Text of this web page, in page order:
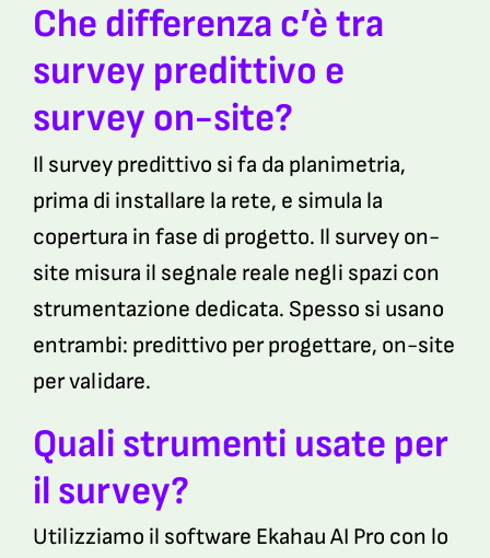
Che differenza c’è tra
survey predittivo e
survey on-site?
Il survey predittivo si fa da planimetria,
prima di installare la rete, e simula la
copertura in fase di progetto. Il survey on-
site misura il segnale reale negli spazi con
strumentazione dedicata. Spesso si usano
entrambi: predittivo per progettare, on-site
per validare.
Quali strumenti usate per
il survey?
Utilizziamo il software Ekahau AI Pro con lo